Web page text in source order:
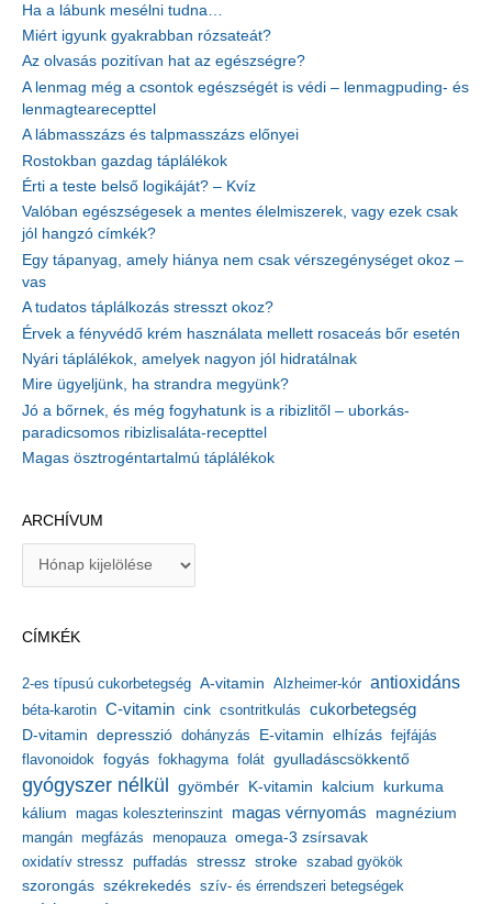
Ha a lábunk mesélni tudna…
Miért igyunk gyakrabban rózsateát?
Az olvasás pozitívan hat az egészségre?
A lenmag még a csontok egészségét is védi – lenmagpuding- és
lenmagtearecepttel
A lábmasszázs és talpmasszázs előnyei
Rostokban gazdag táplálékok
Érti a teste belső logikáját? – Kvíz
Valóban egészségesek a mentes élelmiszerek, vagy ezek csak
jól hangzó címkék?
Egy tápanyag, amely hiánya nem csak vérszegénységet okoz –
vas
A tudatos táplálkozás stresszt okoz?
Érvek a fényvédő krém használata mellett rosaceás bőr esetén
Nyári táplálékok, amelyek nagyon jól hidratálnak
Mire ügyeljünk, ha strandra megyünk?
Jó a bőrnek, és még fogyhatunk is a ribizlitől – uborkás-
paradicsomos ribizlisaláta-recepttel
Magas ösztrogéntartalmú táplálékok
ARCHÍVUM
í
u
m
CÍMKÉK
2-es típusú cukorbetegség A-vitamin Alzheimer-kór antioxidáns
béta-karotin C-vitamin cink csontritkulás cukorbetegség
D-vitamin depresszió dohányzás E-vitamin elhízás fejfájás
flavonoidok fogyás fokhagyma folát gyulladáscsökkentő
gyógyszer nélkül gyömbér K-vitamin kalcium kurkuma
kálium magas koleszterinszint magas vérnyomás magnézium
mangán megfázás menopauza omega-3 zsírsavak
oxidatív stressz puffadás stressz stroke szabad gyökök
szorongás székrekedés szív- és érrendszeri betegségek